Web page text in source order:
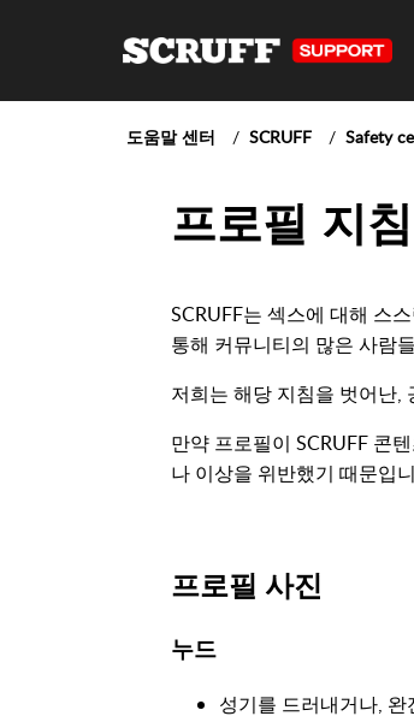
도움말 센터 SCRUFF Safety
프로필 지침
SCRUFF는 섹스에 대해 스
통해 커뮤니티의 많은 사람
저희는 해당 지침을 벗어난,
만약 프로필이 SCRUFF 콘
나 이상을 위반했기 때문입
프로필 사진
누드
성기를 드러내거나,